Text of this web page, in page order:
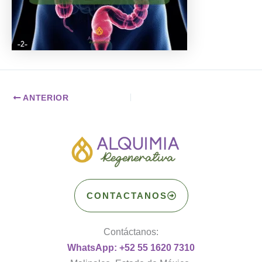
ANTERIOR
CONTACTANOS
Contáctanos:
WhatsApp: +52 55 1620 7310